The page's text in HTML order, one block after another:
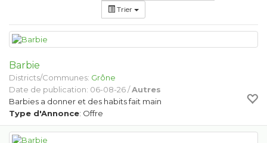
Trier
Barbie
Districts/Communes: Grône
Date de publication: 06-08-26 /Autres
Barbies a donner et des habits fait main
Type d'Annonce: Offre